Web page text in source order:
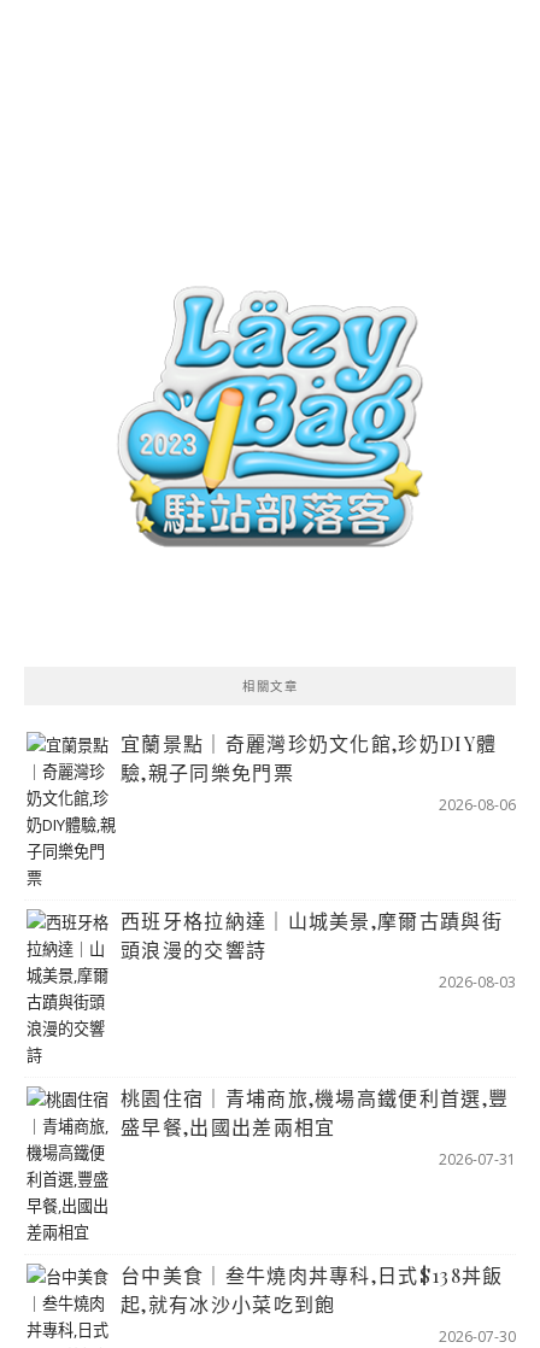
相關文章
宜蘭景點｜奇麗灣珍奶文化館,珍奶DIY體
驗,親子同樂免門票
2026-08-06
西班牙格拉納達｜山城美景,摩爾古蹟與街
頭浪漫的交響詩
2026-08-03
桃園住宿｜青埔商旅,機場高鐵便利首選,豐
盛早餐,出國出差兩相宜
2026-07-31
台中美食｜叁牛燒肉丼專科,日式$138丼飯
起,就有冰沙小菜吃到飽
2026-07-30